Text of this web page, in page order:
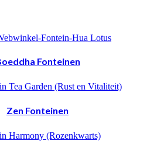
Fonteinen
Zen Fonteinen